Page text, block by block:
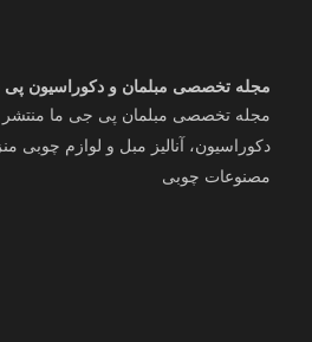
مجله تخصصی مبلمان و دکوراسیون
مجله تخصصی مبلمان پی جی ما منتشر
دکوراسیون، آنالیز مبل و لوازم چوبی
مصنوعات چوبی